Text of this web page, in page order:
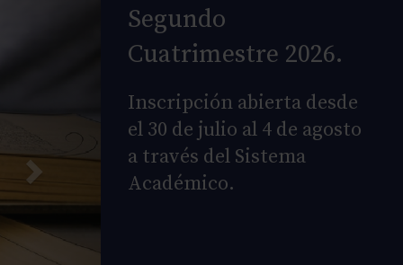
Segundo
Cuatrimestre 2026.
Inscripción abierta desde
el 30 de julio al 4 de agosto
a través del Sistema
Académico.